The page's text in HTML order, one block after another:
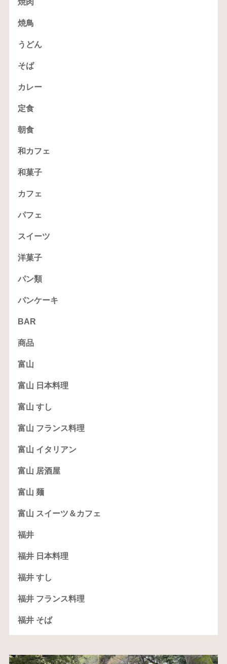
焼肉
焼鳥
うどん
そば
カレー
定食
朝食
和カフェ
和菓子
カフェ
パフェ
スイーツ
洋菓子
パン類
パンケーキ
BAR
商品
富山
富山 日本料理
富山 すし
富山 フランス料理
富山 イタリアン
富山 居酒屋
富山 麺
富山 スイーツ＆カフェ
福井
福井 日本料理
福井 すし
福井 フランス料理
福井 そば